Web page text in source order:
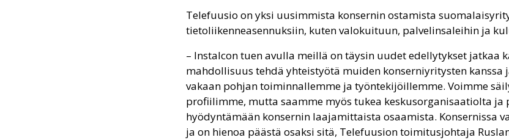
Telefuusio on yksi uusimmista konsernin ostamista
tietoliikenneasennuksiin, kuten valokuituun, palvelinsaleihin ja
– Instalcon tuen avulla meillä on täysin uudet edellytykset jatkaa
mahdollisuus tehdä yhteistyötä muiden konserniyritysten kanssa
vakaan pohjan toiminnallemme ja työntekijöillemme. Voimme
profiilimme, mutta saamme myös tukea keskusorganisaatiolta ja
hyödyntämään konsernin laajamittaista osaamista. Konsernissa
ja on hienoa päästä osaksi sitä, Telefuusion toimitusjohtaja